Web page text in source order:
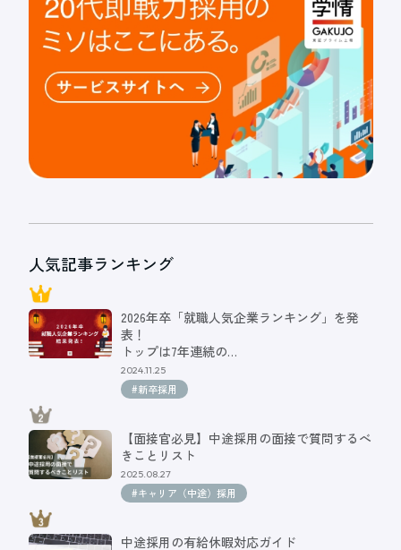
人気記事ランキング
2026年卒「就職人気企業ランキング」を発
表！
トップは7年連続の…
2024.11.25
#新卒採用
【面接官必見】中途採用の面接で質問するべ
きことリスト
2025.08.27
#キャリア（中途）採用
中途採用の有給休暇対応ガイド